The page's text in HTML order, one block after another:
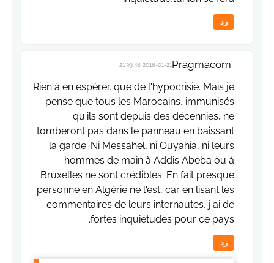
رد
Pragmacom
2018-01-21 21:39:48
Rien à en espérer. que de l'hypocrisie. Mais je
pense que tous les Marocains, immunisés
qu'ils sont depuis des décennies, ne
tomberont pas dans le panneau en baissant
la garde. Ni Messahel, ni Ouyahia, ni leurs
hommes de main à Addis Abeba ou à
Bruxelles ne sont crédibles. En fait presque
personne en Algérie ne l'est, car en lisant les
commentaires de leurs internautes, j'ai de
fortes inquiétudes pour ce pays.
رد